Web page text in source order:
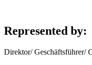
Represented by:
Direktor/ Geschäftsführer/